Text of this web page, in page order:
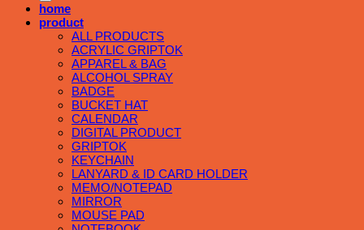
home
product
ALL PRODUCTS
ACRYLIC GRIPTOK
APPAREL & BAG
ALCOHOL SPRAY
BADGE
BUCKET HAT
CALENDAR
DIGITAL PRODUCT
GRIPTOK
KEYCHAIN
LANYARD & ID CARD HOLDER
MEMO/NOTEPAD
MIRROR
MOUSE PAD